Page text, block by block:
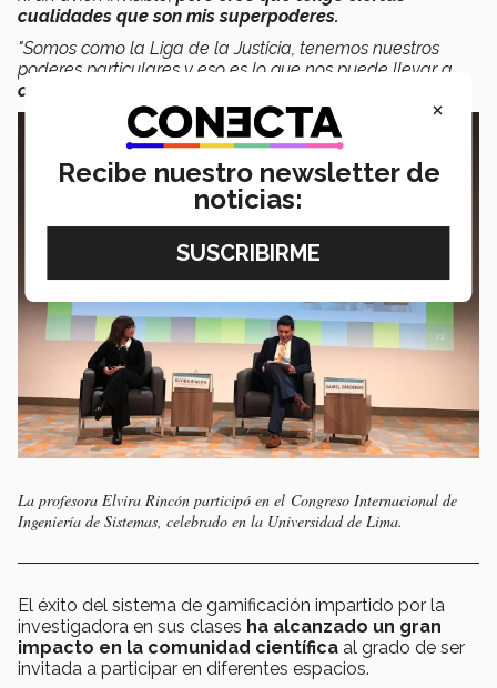
cualidades que son mis superpoderes.
"Somos como la Liga de la Justicia, tenemos nuestros
poderes particulares y eso es lo que nos puede llevar a
construir una mejor sociedad”
La profesora Elvira Rincón participó en el Congreso Internacional de
Ingeniería de Sistemas, celebrado en la Universidad de Lima.
El éxito del sistema de gamificación impartido por la
investigadora en sus clases ha alcanzado un gran
impacto en la comunidad científica al grado de ser
invitada a participar en diferentes espacios.
×
Recibe nuestro newsletter de
noticias: